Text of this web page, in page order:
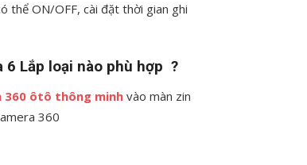
thể ON/OFF, cài đặt thời gian ghi
6 Lắp loại nào phù hợp ?
360 ôtô thông minhvào màn zin
360